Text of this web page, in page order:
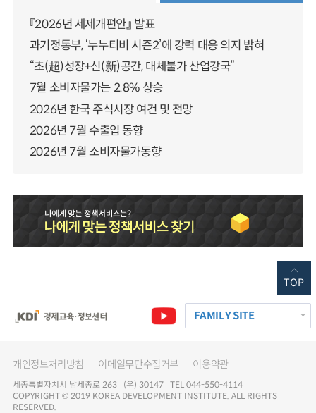
『2026년 세제개편안』 발표
과기정통부, ‘누누티비 시즌2’에 강력 대응 의지 밝혀
“초(超)성장+신(新)공간, 대체불가 산업강국”
7월 소비자물가는 2.8% 상승
2026년 한국 주식시장 여건 및 전망
2026년 7월 수출입 동향
2026년 7월 소비자물가동향
FAMILY SITE
개인정보처리방침 이메일무단수집거부 이용약관
세종특별자치시 남세종로 263 (우) 30147 TEL 044-550-4114
COPYRIGHT © 2019 KOREA DEVELOPMENT INSTITUTE. ALL RIGHTS
RESERVED.
TOP